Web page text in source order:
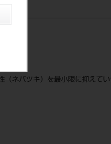
ネバツキ）を最小限に抑えて